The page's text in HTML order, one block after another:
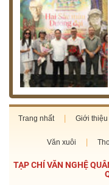
Trang nhất Giới thiệu
Văn xuôi
TẠP CHÍ VĂN NGHỆ